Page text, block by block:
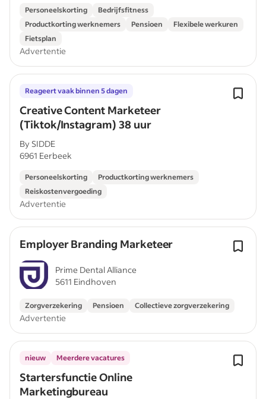
Personeelskorting
Bedrijfsfitness
Productkorting werknemers
Pensioen
Flexibele werkuren
Fietsplan
Advertentie
Creative Content Marketeer
(Tiktok/Instagram) 38 uur
Reageert vaak binnen 5 dagen
By SIDDE
6961 Eerbeek
Personeelskorting
Productkorting werknemers
Reiskostenvergoeding
Advertentie
Employer Branding Marketeer
Prime Dental Alliance
5611 Eindhoven
Zorgverzekering Pensioen Collectieve zorgverzekering
Advertentie
Startersfunctie Online
Marketingbureau
nieuw Meerdere vacatures